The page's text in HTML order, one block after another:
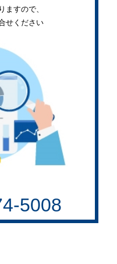
ますので、
せください
5008